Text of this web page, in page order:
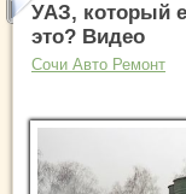
УАЗ, который
это? Видео
Сочи Авто Ремонт